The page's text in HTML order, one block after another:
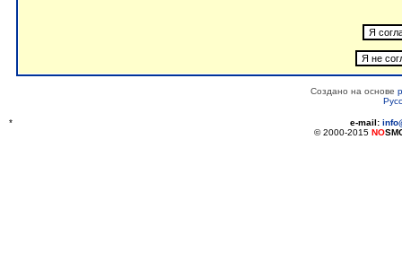
Создано на основе
* e-mail:
© 2000-2015 NO